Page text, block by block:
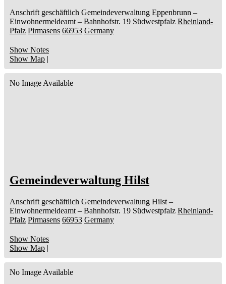
Anschrift geschäftlich Gemeindeverwaltung Eppenbrunn –
Einwohnermeldeamt – Bahnhofstr. 19 Südwestpfalz Rheinland-
Pfalz Pirmasens 66953 Germany
Show Notes
Show Map |
No Image Available
Gemeindeverwaltung Hilst
Anschrift geschäftlich Gemeindeverwaltung Hilst –
Einwohnermeldeamt – Bahnhofstr. 19 Südwestpfalz Rheinland-
Pfalz Pirmasens 66953 Germany
Show Notes
Show Map |
No Image Available